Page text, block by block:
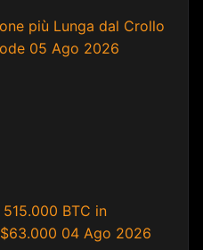
più Lunga dal Crollo
05 Ago 2026
BTC in
04 Ago 2026